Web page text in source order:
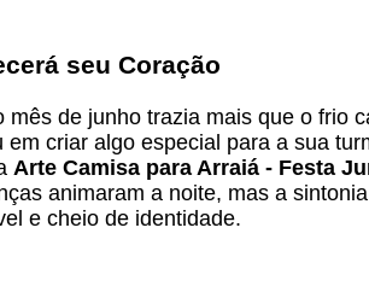
seu Coração
de junho trazia mais que o frio
criar algo especial para a sua
Arte Camisa para Arraiá - Festa
animaram a noite, mas a
e cheio de identidade.